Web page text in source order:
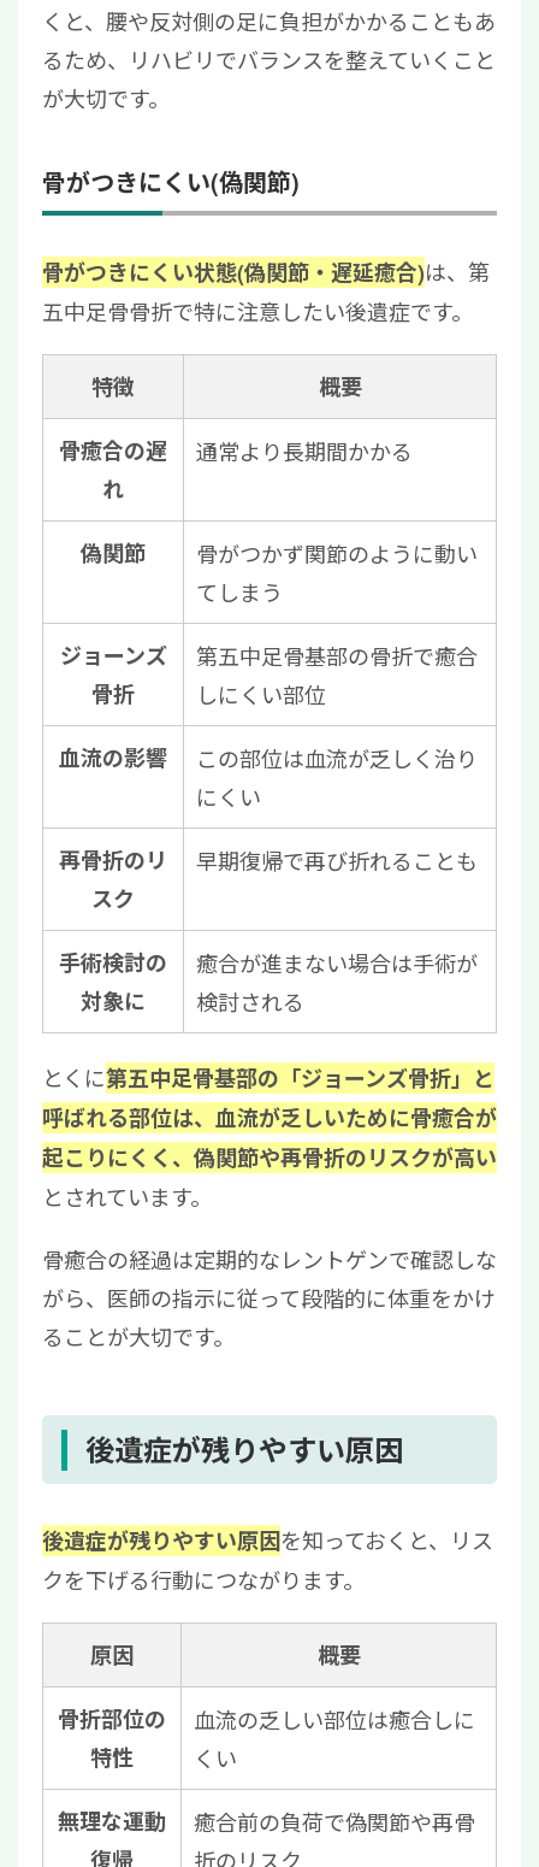
くと、腰や反対側の足に負担がかかることもあ
るため、リハビリでバランスを整えていくこと
が大切です。
骨がつきにくい(偽関節)
骨がつきにくい状態(偽関節・遅延癒合)は、第
五中足骨骨折で特に注意したい後遺症です。
特徴 概要
骨癒合の遅
れ
通常より長期間かかる
偽関節
骨がつかず関節のように動い
てしまう
ジョーンズ
骨折
第五中足骨基部の骨折で癒合
しにくい部位
血流の影響
この部位は血流が乏しく治り
にくい
再骨折のリ
スク
早期復帰で再び折れることも
手術検討の
対象に
癒合が進まない場合は手術が
検討される
とくに第五中足骨基部の「ジョーンズ骨折」と
呼ばれる部位は、血流が乏しいために骨癒合が
起こりにくく、偽関節や再骨折のリスクが高い
とされています。
骨癒合の経過は定期的なレントゲンで確認しな
がら、医師の指示に従って段階的に体重をかけ
ることが大切です。
後遺症が残りやすい原因
後遺症が残りやすい原因を知っておくと、リス
クを下げる行動につながります。
原因 概要
骨折部位の
特性
血流の乏しい部位は癒合しに
くい
無理な運動
復帰
癒合前の負荷で偽関節や再骨
折のリスク